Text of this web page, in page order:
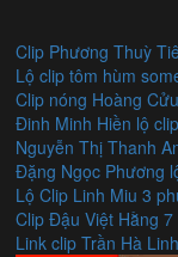
Clip Phương Thuỳ
Lộ clip tôm hùm
Clip nóng Hoàng
Đinh Minh Hiền lộ
Nguyễn Thị Thanh
Đặng Ngọc Phương
Lộ Clip Linh Miu 3
Clip Đậu Việt Hằng
Link clip Trần Hà